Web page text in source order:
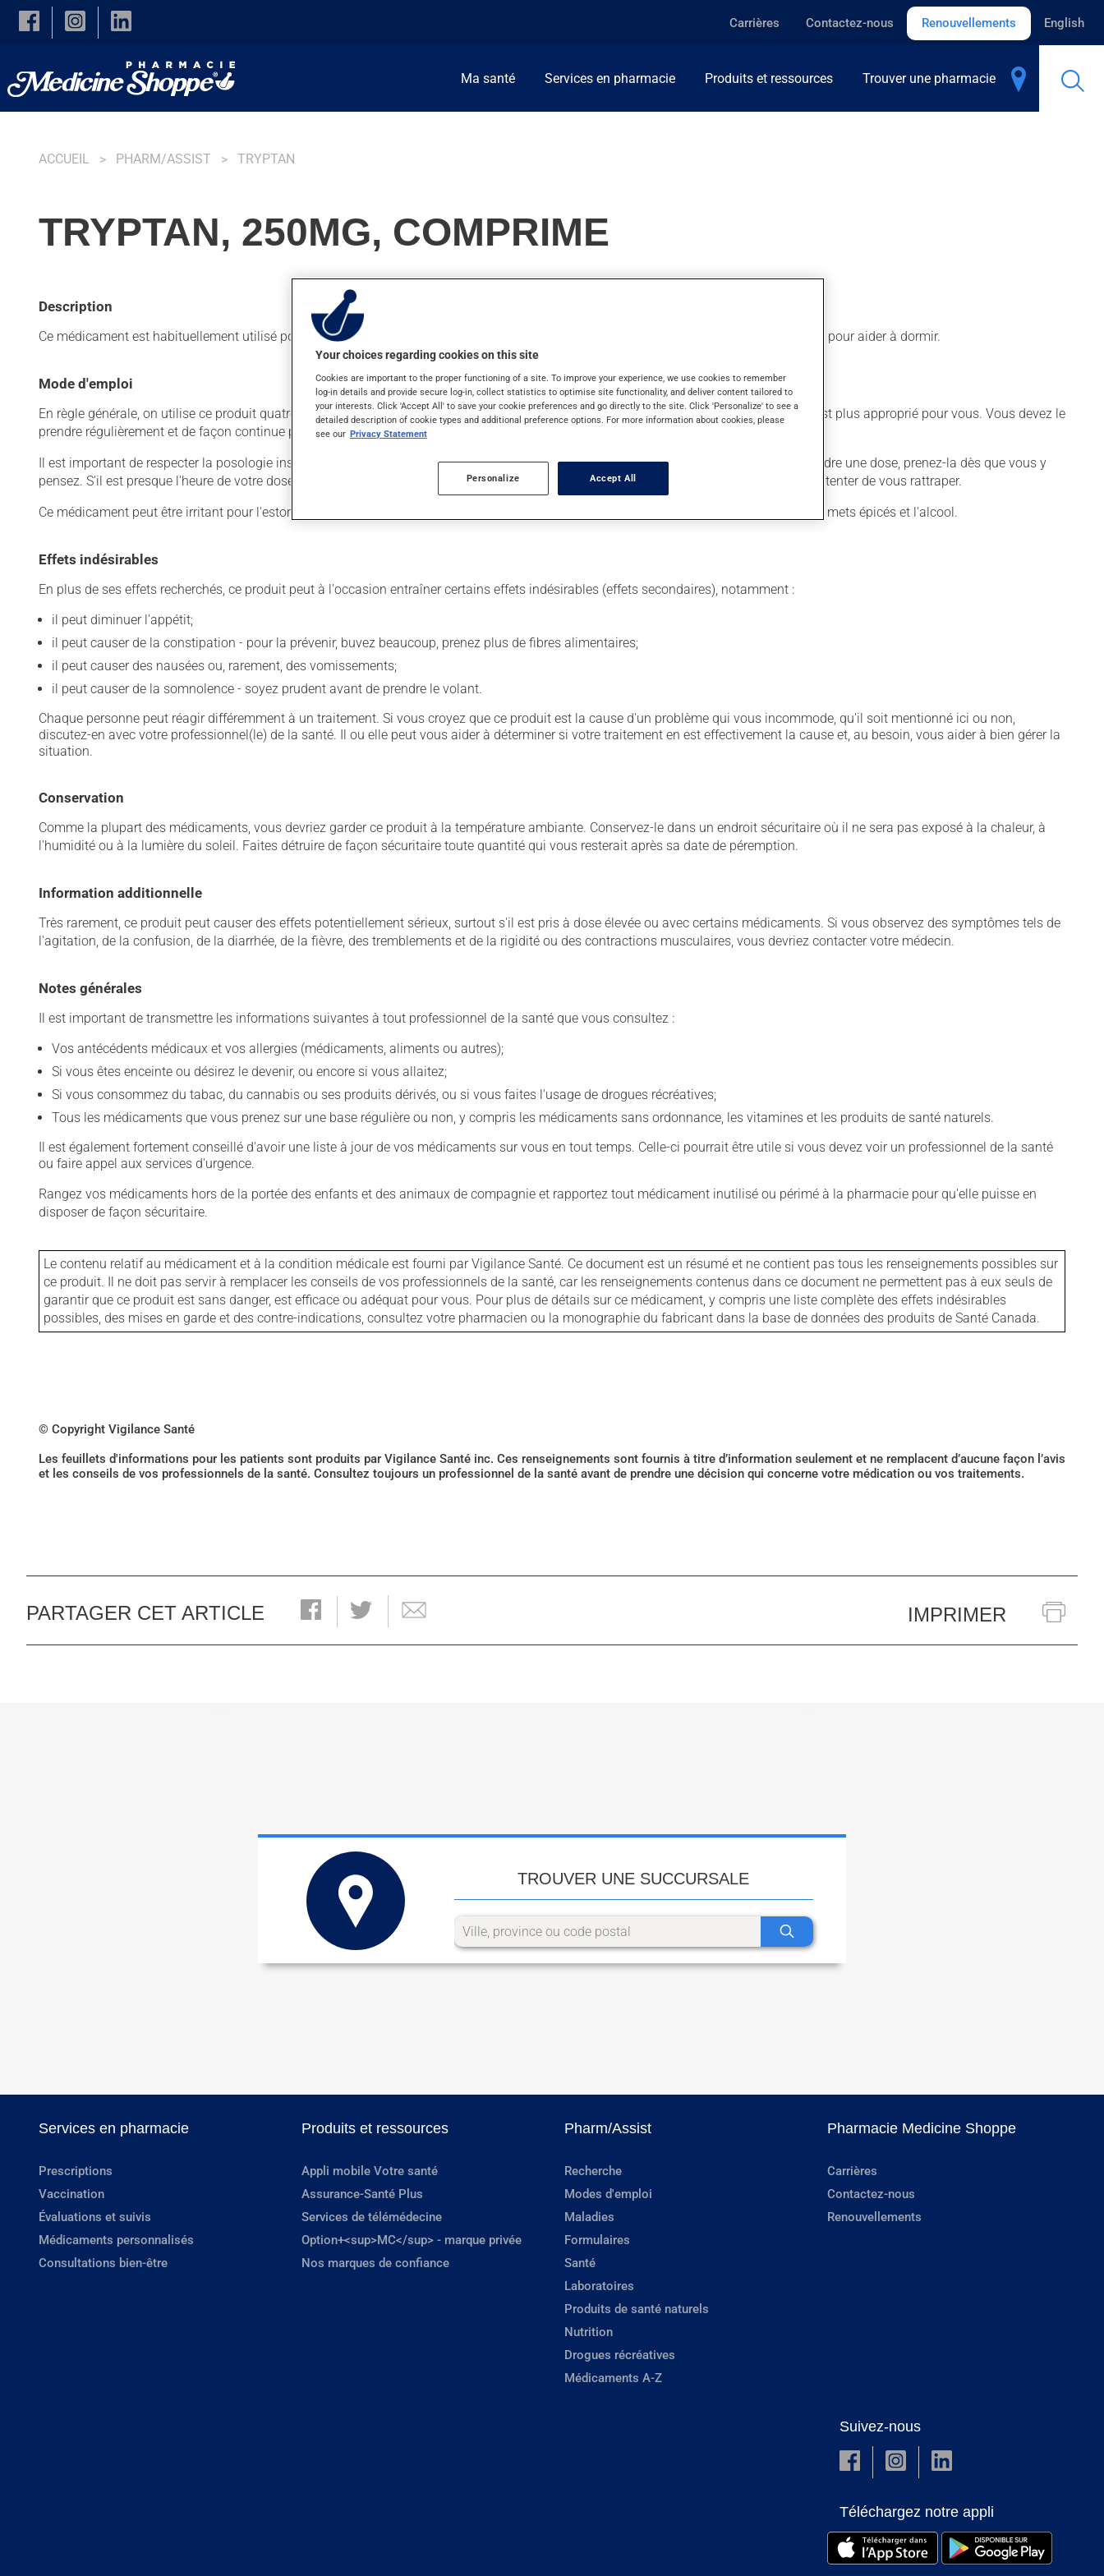
Skip to main content
Carrières Contactez-nous Renouvellements English
Ma santé Services en pharmacie Produits et ressources Trouver une pharmacie
ACCUEIL PHARM/ASSIST TRYPTAN
TRYPTAN, 250MG, COMPRIME
Description
Ce médicament est habituellement utilisé pour la maladie bipolaire ou en appoint dans le traitement de la dépression. On l'emploie aussi pour aider à dormir.
Mode d'emploi
En règle générale, on utilise ce produit quatre fois par jour. Il est possible que votre pharmacien vous ait indiqué un horaire différent qui est plus approprié pour vous. Vous devez le
prendre régulièrement et de façon continue pour maintenir ses effets bénéfiques.
Il est important de respecter la posologie inscrite sur l'étiquette. N'en utilisez pas plus, ni plus souvent qu'indiqué. Si vous oubliez de prendre une dose, prenez-la dès que vous y
pensez. S'il est presque l'heure de votre dose suivante, laissez simplement tomber la dose oubliée. Ne doublez pas la dose suivante pour tenter de vous rattraper.
Ce médicament peut être irritant pour l'estomac : prenez-le avec de la nourriture. Essayez d'éviter les aliments irritants comme le café, les mets épicés et l'alcool.
Effets indésirables
En plus de ses effets recherchés, ce produit peut à l'occasion entraîner certains effets indésirables (effets secondaires), notamment :
il peut diminuer l'appétit;
il peut causer de la constipation - pour la prévenir, buvez beaucoup, prenez plus de fibres alimentaires;
il peut causer des nausées ou, rarement, des vomissements;
il peut causer de la somnolence - soyez prudent avant de prendre le volant.
Chaque personne peut réagir différemment à un traitement. Si vous croyez que ce produit est la cause d'un problème qui vous incommode, qu'il soit mentionné ici ou non,
discutez-en avec votre professionnel(le) de la santé. Il ou elle peut vous aider à déterminer si votre traitement en est effectivement la cause et, au besoin, vous aider à bien gérer la
situation.
Conservation
Comme la plupart des médicaments, vous devriez garder ce produit à la température ambiante. Conservez-le dans un endroit sécuritaire où il ne sera pas exposé à la chaleur, à
l'humidité ou à la lumière du soleil. Faites détruire de façon sécuritaire toute quantité qui vous resterait après sa date de péremption.
Information additionnelle
Très rarement, ce produit peut causer des effets potentiellement sérieux, surtout s'il est pris à dose élevée ou avec certains médicaments. Si vous observez des symptômes tels de
l'agitation, de la confusion, de la diarrhée, de la fièvre, des tremblements et de la rigidité ou des contractions musculaires, vous devriez contacter votre médecin.
Notes générales
Il est important de transmettre les informations suivantes à tout professionnel de la santé que vous consultez :
Vos antécédents médicaux et vos allergies (médicaments, aliments ou autres);
Si vous êtes enceinte ou désirez le devenir, ou encore si vous allaitez;
Si vous consommez du tabac, du cannabis ou ses produits dérivés, ou si vous faites l'usage de drogues récréatives;
Tous les médicaments que vous prenez sur une base régulière ou non, y compris les médicaments sans ordonnance, les vitamines et les produits de santé naturels.
Il est également fortement conseillé d'avoir une liste à jour de vos médicaments sur vous en tout temps. Celle-ci pourrait être utile si vous devez voir un professionnel de la santé
ou faire appel aux services d'urgence.
Rangez vos médicaments hors de la portée des enfants et des animaux de compagnie et rapportez tout médicament inutilisé ou périmé à la pharmacie pour qu'elle puisse en
disposer de façon sécuritaire.
Le contenu relatif au médicament et à la condition médicale est fourni par Vigilance Santé. Ce document est un résumé et ne contient pas tous les renseignements possibles sur
ce produit. Il ne doit pas servir à remplacer les conseils de vos professionnels de la santé, car les renseignements contenus dans ce document ne permettent pas à eux seuls de
garantir que ce produit est sans danger, est efficace ou adéquat pour vous. Pour plus de détails sur ce médicament, y compris une liste complète des effets indésirables
possibles, des mises en garde et des contre-indications, consultez votre pharmacien ou la monographie du fabricant dans la base de données des produits de Santé Canada.
© Copyright Vigilance Santé
Les feuillets d'informations pour les patients sont produits par Vigilance Santé inc. Ces renseignements sont fournis à titre d’information seulement et ne remplacent d’aucune façon l’avis
et les conseils de vos professionnels de la santé. Consultez toujours un professionnel de la santé avant de prendre une décision qui concerne votre médication ou vos traitements.
PARTAGER CET ARTICLE IMPRIMER
TROUVER UNE SUCCURSALE
Services en pharmacie
Prescriptions
Vaccination
Évaluations et suivis
Médicaments personnalisés
Consultations bien-être
Produits et ressources
Appli mobile Votre santé
Assurance-Santé Plus
Services de télémédecine
Option+<sup>MC</sup> - marque privée
Nos marques de confiance
Pharm/Assist
Recherche
Modes d'emploi
Maladies
Formulaires
Santé
Laboratoires
Produits de santé naturels
Nutrition
Drogues récréatives
Médicaments A-Z
Pharmacie Medicine Shoppe
Carrières
Contactez-nous
Renouvellements
Suivez-nous
Téléchargez notre appli
Your choices regarding cookies on this site
Cookies are important to the proper functioning of a site. To improve your experience, we use cookies to remember
log-in details and provide secure log-in, collect statistics to optimise site functionality, and deliver content tailored to
your interests. Click 'Accept All' to save your cookie preferences and go directly to the site. Click 'Personalize' to see a
detailed description of cookie types and additional preference options. For more information about cookies, please
see our Privacy Statement
Personalize Accept All